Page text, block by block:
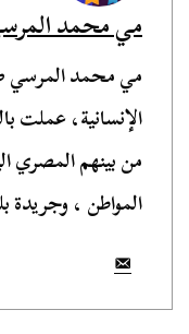
مي محمد
مي محمد المرسي
الإنسانية، عملت
من بينهم المصري
المواطن ، وجريدة